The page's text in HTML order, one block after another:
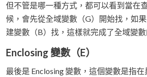
但不管是哪一種方式，都可以看到當在
候，會先從全域變數（G）開始找，如
建變數（B）找，這樣就完成了全域變數
Enclosing 變數（E）
最後是 Enclosing 變數，這個變數是指在